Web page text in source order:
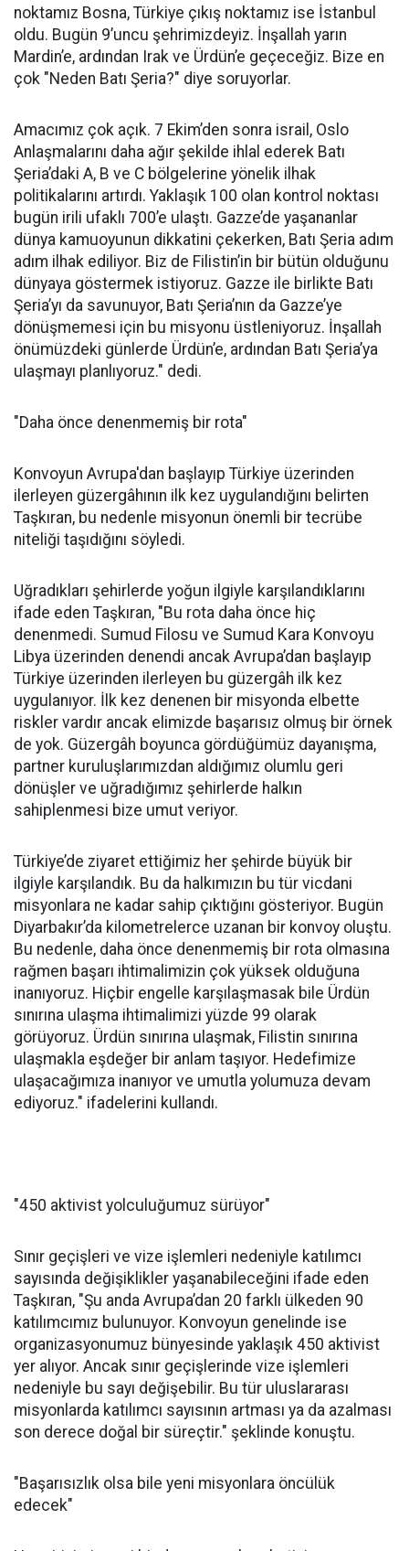
kamuoyunun dikkatinin büyük ölçüde bu bölgeye
yöneldiğini, ancak Batı Şeria'da da işgal ve ilhak
politikalarının hız kazandığını söyledi.
Şeria'daki kontrol noktalarının sayısını önemli ölçüde
artırdığını belirterek, "Filistin Konvoyu Yönetim Kurulu
üyesiyim. Bildiğiniz gibi Avrupa’dan katılan 20 ülkeden
aktivistlerle Bosna-Hersek’te buluştuk ve
konvoyumuzu Srebrenitsa’dan başlattık. Avrupa çıkış
noktamız Bosna, Türkiye çıkış noktamız ise İstanbul
oldu. Bugün 9’uncu şehrimizdeyiz. İnşallah yarın
Mardin’e, ardından Irak ve Ürdün’e geçeceğiz. Bize en
çok "Neden Batı Şeria?" diye soruyorlar.
Amacımız çok açık. 7 Ekim’den sonra israil, Oslo
Anlaşmalarını daha ağır şekilde ihlal ederek Batı
politikalarını artırdı. Yaklaşık 100 olan kontrol noktası
dünya kamuoyunun dikkatini çekerken, Batı Şeria adım
adım ilhak ediliyor. Biz de Filistin’in bir bütün olduğunu
dünyaya göstermek istiyoruz. Gazze ile birlikte Batı
Şeria’yı da savunuyor, Batı Şeria’nın da Gazze’ye
önümüzdeki günlerde Ürdün’e, ardından Batı Şeria’ya
ulaşmayı planlıyoruz." dedi.
"Daha önce denenmemiş bir rota"
Konvoyun Avrupa'dan başlayıp Türkiye üzerinden
ilerleyen güzergâhının ilk kez uygulandığını belirten
Taşkıran, bu nedenle misyonun önemli bir tecrübe
niteliği taşıdığını söyledi.
Uğradıkları şehirlerde yoğun ilgiyle karşılandıklarını
denenmedi. Sumud Filosu ve Sumud Kara Konvoyu
Libya üzerinden denendi ancak Avrupa’dan başlayıp
Türkiye üzerinden ilerleyen bu güzergâh ilk kez
uygulanıyor. İlk kez denenen bir misyonda elbette
riskler vardır ancak elimizde başarısız olmuş bir örnek
de yok. Güzergâh boyunca gördüğümüz dayanışma,
partner kuruluşlarımızdan aldığımız olumlu geri
dönüşler ve uğradığımız şehirlerde halkın
sahiplenmesi bize umut veriyor.
Türkiye’de ziyaret ettiğimiz her şehirde büyük bir
ilgiyle karşılandık. Bu da halkımızın bu tür vicdani
rağmen başarı ihtimalimizin çok yüksek olduğuna
sınırına ulaşma ihtimalimizi yüzde 99 olarak
görüyoruz. Ürdün sınırına ulaşmak, Filistin sınırına
ulaşmakla eşdeğer bir anlam taşıyor. Hedefimize
ulaşacağımıza inanıyor ve umutla yolumuza devam
ediyoruz." ifadelerini kullandı.